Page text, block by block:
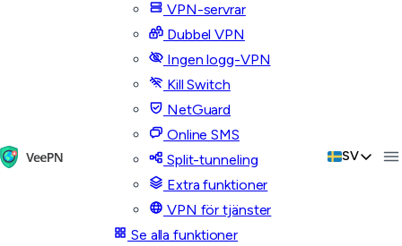
VPN-servrar
Dubbel VPN
Ingen logg-VPN
Kill Switch
NetGuard
Online SMS
Split-tunneling
Extra funktioner
VPN för tjänster
Se alla funktioner
SV